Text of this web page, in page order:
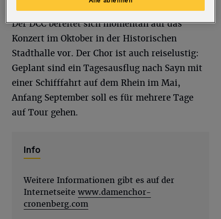
Der DCC bereitet sich momentan auf das
Konzert im Oktober in der Historischen
Stadthalle vor. Der Chor ist auch reiselustig:
Geplant sind ein Tagesausflug nach Sayn mit
einer Schifffahrt auf dem Rhein im Mai,
Anfang September soll es für mehrere Tage
auf Tour gehen.
Info
Weitere Informationen gibt es auf der
Internetseite www.damenchor-
cronenberg.com